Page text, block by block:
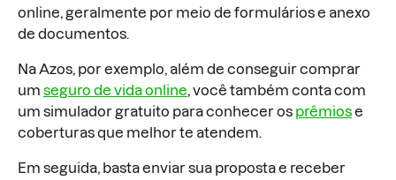
online, geralmente por meio de formulários e anexo
de documentos.
Na Azos, por exemplo, além de conseguir comprar
um seguro de vida online, você também conta com
um simulador gratuito para conhecer os prêmiose
coberturas que melhor te atendem.
Em seguida, basta enviar sua proposta e receber